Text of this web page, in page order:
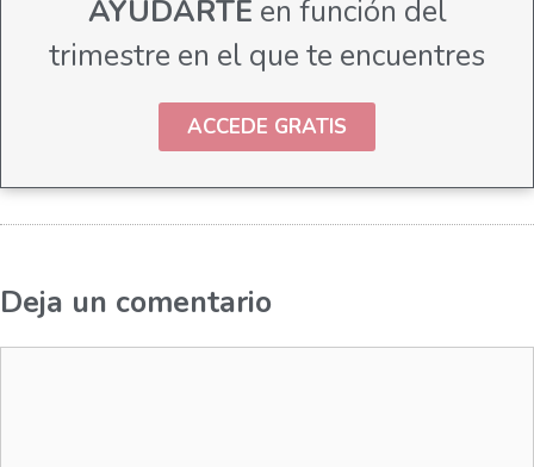
AYUDARTE en función del
trimestre en el que te encuentres
ACCEDE GRATIS
Deja un comentario